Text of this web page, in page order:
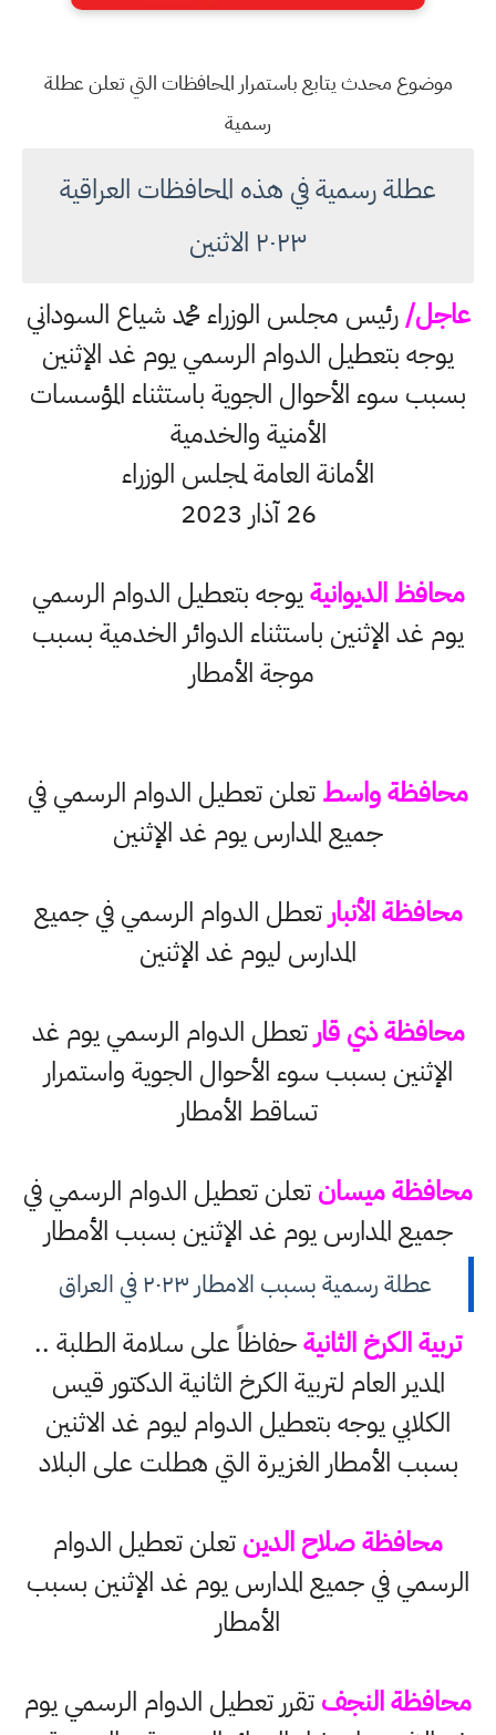
موضوع محدث يتابع باستمرار المحافظات التي تعلن عطلة
رسمية
عطلة رسمية في هذه المحافظات العراقية
٢٠٢٣ الاثنين
عاجل/رئيس مجلس الوزراء محمد شياع السوداني
يوجه بتعطيل الدوام الرسمي يوم غد الإثنين
بسبب سوء الأحوال الجوية باستثناء المؤسسات
الأمنية والخدمية
الأمانة العامة لمجلس الوزراء
26 آذار 2023
محافظ الديوانيةيوجه بتعطيل الدوام الرسمي
يوم غد الإثنين باستثناء الدوائر الخدمية بسبب
موجة الأمطار
محافظة واسطتعلن تعطيل الدوام الرسمي في
جميع المدارس يوم غد الإثنين
محافظة الأنبار تعطل الدوام الرسمي في جميع
المدارس ليوم غد الإثنين
محافظة ذي قار تعطل الدوام الرسمي يوم غد
الإثنين بسبب سوء الأحوال الجوية واستمرار
تساقط الأمطار
محافظة ميسانتعلن تعطيل الدوام الرسمي في
جميع المدارس يوم غد الإثنين بسبب الأمطار
عطلة رسمية بسبب الامطار ٢٠٢٣ في العراق
تربية الكرخ الثانيةحفاظاً على سلامة الطلبة ..
المدير العام لتربية الكرخ الثانية الدكتور قيس
الكلابي يوجه بتعطيل الدوام ليوم غد الاثنين
بسبب الأمطار الغزيرة التي هطلت على البلاد
محافظة صلاح الدينتعلن تعطيل الدوام
الرسمي في جميع المدارس يوم غد الإثنين بسبب
الأمطار
محافظة النجفتقرر تعطيل الدوام الرسمي يوم